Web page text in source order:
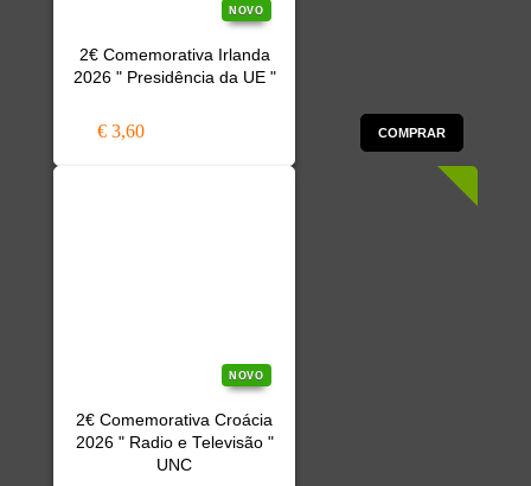
NOVO
2€ Comemorativa Irlanda
2026 " Presidência da UE "
€ 3,60 COMPRAR
NOVO
2€ Comemorativa Croácia
2026 " Radio e Televisão "
UNC